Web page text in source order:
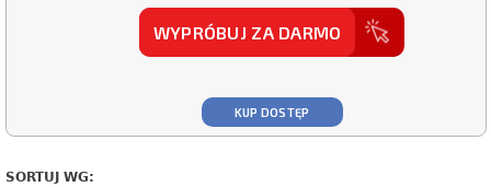
WYPRÓBUJ ZA DARMO
KUP DOSTĘP
SORTUJ WG: